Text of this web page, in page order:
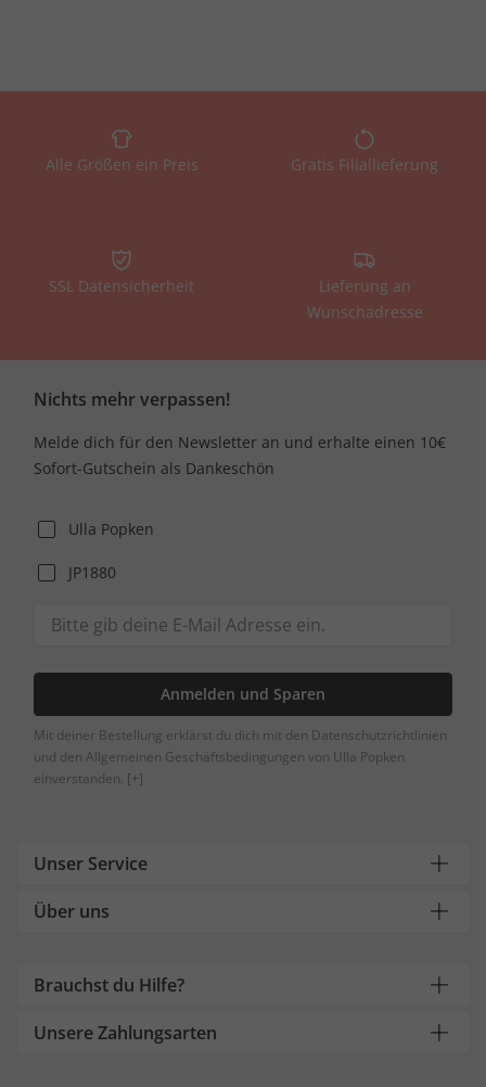
Alle Größen ein Preis Gratis Filiallieferung
SSL Datensicherheit
Lieferung an
Wunschadresse
Nichts mehr verpassen!
Melde dich für den Newsletter an und erhalte einen 10€
Sofort-Gutschein als Dankeschön
Ulla Popken
JP1880
Anmelden und Sparen
Mit deiner Bestellung erklärst du dich mit den Datenschutzrichtlinien
und den Allgemeinen Geschäftsbedingungen von Ulla Popken
einverstanden. [+]
Unser Service
Über uns
Brauchst du Hilfe?
Unsere Zahlungsarten